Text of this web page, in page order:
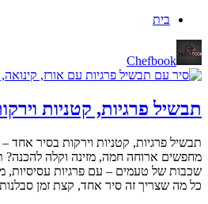
בית
Chefbook
תבשיל פרגיות, קטניות
תבשיל פרגיות, קטניות וירקות בסיר אחד
מחפשים ארוחה חמה, מזינה וקלה
שכבות של טעמים – עם פרגיות עסיסיות,
כל מה שצריך זה סיר אחד, קצת זמן